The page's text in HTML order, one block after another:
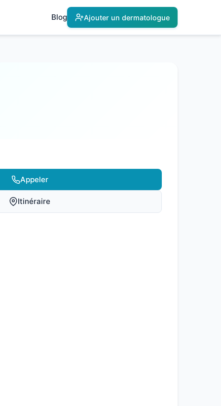
Blog Ajouter un dermatologue
Appeler
Itinéraire